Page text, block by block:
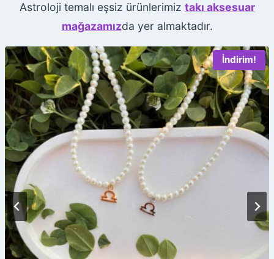
r
k
e
s
n
D
o
u
m
a
Astroloji temalı eşsiz ürünlerimiz takı aksesuar
mağazamızda yer almaktadır.
İndirim!